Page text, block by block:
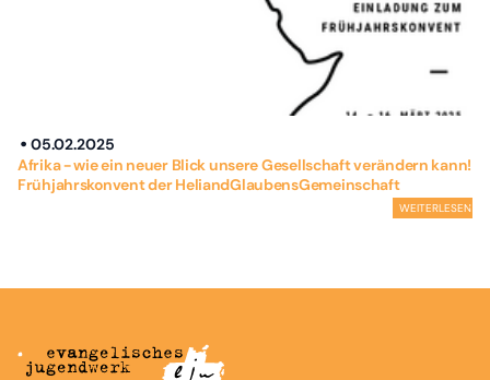
05.02.2025
Afrika - wie ein neuer Blick unsere Gesellschaft verändern kann!
Frühjahrskonvent der HeliandGlaubensGemeinschaft
WEITERLESEN